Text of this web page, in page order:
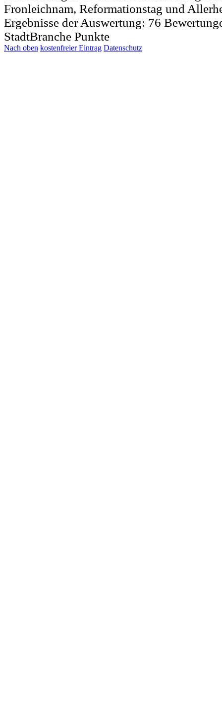
Fronleichnam, Reformationstag und
Ergebnisse der Auswertung: 76
StadtBranche Punkte
Nach oben kostenfreier Eintrag Datenschutz